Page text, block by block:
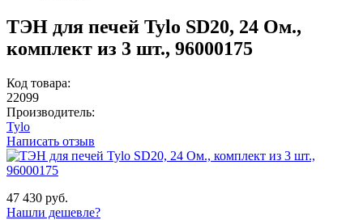
ТЭН для печей Tylo SD20, 24 Ом.,
комплект из 3 шт., 96000175
Код товара:
22099
Производитель:
Tylo
Написать отзыв
47 430 руб.
Нашли дешевле?